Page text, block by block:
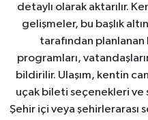
detaylı olarak aktarılır.
gelişmeler, bu başlık
tarafından
programları,
bildirilir. Ulaşım, kentin
uçak bileti seçenekleri ve
Şehir içi veya şehirlerarası